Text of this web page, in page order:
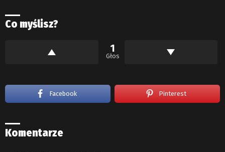
Co myślisz?
1
Głos
Facebook Pinterest
Komentarze